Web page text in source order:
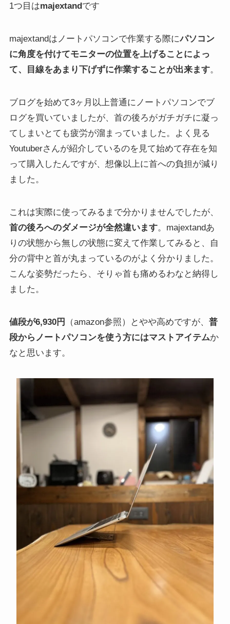
1つ目はmajextandです
majextandはノートパソコンで作業する際にパソコン
に角度を付けてモニターの位置を上げることによっ
て、目線をあまり下げずに作業することが出来ます。
ブログを始めて3ヶ月以上普通にノートパソコンでブ
ログを買いていましたが、首の後ろがガチガチに凝っ
てしまいとても疲労が溜まっていました。よく見る
Youtuberさんが紹介しているのを見て始めて存在を知
って購入したんですが、想像以上に首への負担が減り
ました。
これは実際に使ってみるまで分かりませんでしたが、
首の後ろへのダメージが全然違います。majextandあ
りの状態から無しの状態に変えて作業してみると、自
分の背中と首が丸まっているのがよく分かりました。
こんな姿勢だったら、そりゃ首も痛めるわなと納得し
ました。
値段が6,930円 （amazon参照）とやや高めですが、 普
段からノートパソコンを使う方にはマストアイテムか
なと思います。